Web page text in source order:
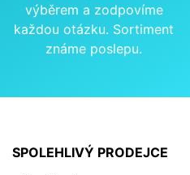
výběrem a zodpovíme
každou otázku. Sortiment
známe poslepu.
SPOLEHLIVÝ PRODEJCE